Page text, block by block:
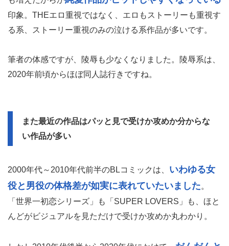
印象。THEエロ重視ではなく、エロもストーリーも重視す
る系、ストーリー重視のみの泣ける系作品が多いです。
筆者の体感ですが、陵辱も少なくなりました。陵辱系は、
2020年前頃からほぼ同人誌行きですね。
また最近の作品はパッと見で受けか攻めか分からな
い作品が多い
2000年代～2010年代前半のBLコミックは、 いわゆる女
役と男役の体格差が如実に表れていたいました。
「世界一初恋シリーズ」も「SUPER LOVERS」も、ほと
んどがビジュアルを見ただけで受けか攻めか丸わかり。